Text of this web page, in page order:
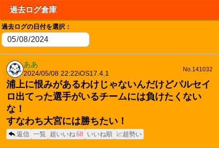
過去ログ倉庫
過去ログの日付を選択：
ああ
2024/05/08 22:22iOS17.4.1
No.141032
浦上に恨みがあるわけじゃないんだけどパルセイ
ロ出てった選手がいるチームには負けたくない
な！
すなわち大宮には勝ちたい！
返信 一覧 超いいね68 いいね順 📈超勢い